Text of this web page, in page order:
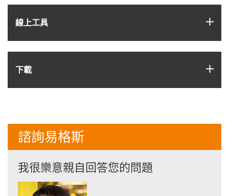
線上工具
下載
諮詢易格斯
我很樂意親自回答您的問題